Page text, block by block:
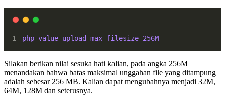
php_value upload_max_filesize 256M
Silakan berikan nilai sesuka hati kalian, pada angka 256M
menandakan bahwa batas maksimal unggahan file yang ditampung
adalah sebesar 256 MB. Kalian dapat mengubahnya menjadi 32M,
64M, 128M dan seterusnya.